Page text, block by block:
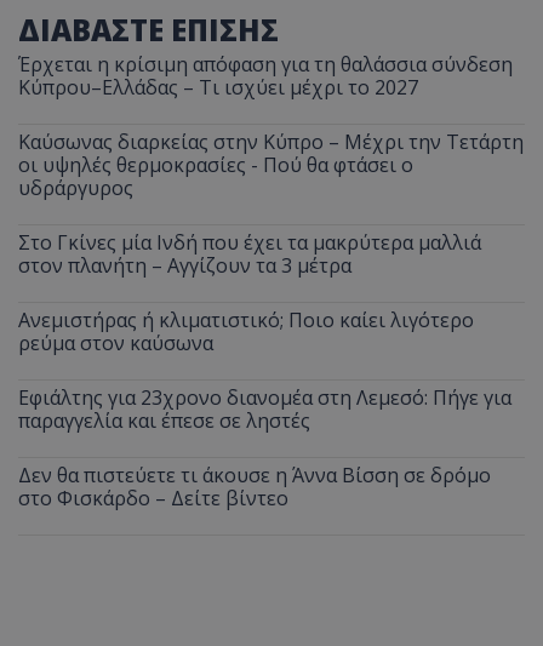
ΔΙΑΒΑΣΤΕ ΕΠΙΣΗΣ
Έρχεται η κρίσιμη απόφαση για τη θαλάσσια σύνδεση
Κύπρου–Ελλάδας – Τι ισχύει μέχρι το 2027
Καύσωνας διαρκείας στην Κύπρο – Μέχρι την Τετάρτη
οι υψηλές θερμοκρασίες - Πού θα φτάσει ο
υδράργυρος
Στο Γκίνες μία Ινδή που έχει τα μακρύτερα μαλλιά
στον πλανήτη – Αγγίζουν τα 3 μέτρα
Ανεμιστήρας ή κλιματιστικό; Ποιο καίει λιγότερο
ρεύμα στον καύσωνα
Εφιάλτης για 23χρονο διανομέα στη Λεμεσό: Πήγε για
παραγγελία και έπεσε σε ληστές
Δεν θα πιστεύετε τι άκουσε η Άννα Βίσση σε δρόμο
στο Φισκάρδο – Δείτε βίντεο